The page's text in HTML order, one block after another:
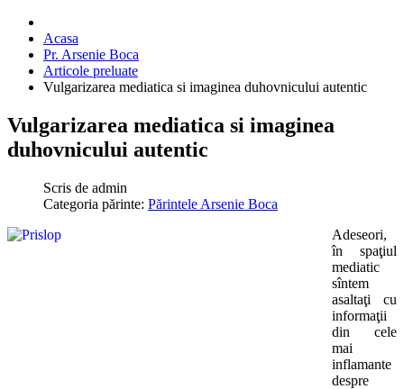
Acasa
Pr. Arsenie Boca
Articole preluate
Vulgarizarea mediatica si imaginea duhovnicului autentic
Vulgarizarea mediatica si imaginea
duhovnicului autentic
Scris de admin
Categoria părinte: Părintele Arsenie Boca
Adeseori,
în spaţiul
mediatic
sîntem
asaltaţi cu
informaţii
din cele
mai
inflamante
despre